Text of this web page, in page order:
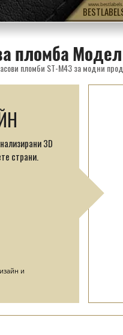
пломба Модел
пломби ST-M43 за модни
3D
страни.
и